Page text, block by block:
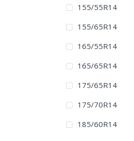
155/55R14
155/65R14
165/55R14
165/65R14
175/65R14
175/70R14
185/60R14